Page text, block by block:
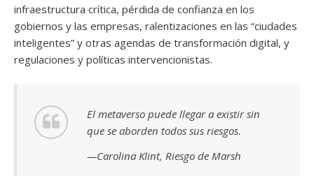
infraestructura crítica, pérdida de confianza en los
gobiernos y las empresas, ralentizaciones en las “ciudades
inteligentes” y otras agendas de transformación digital, y
regulaciones y políticas intervencionistas.
El metaverso puede llegar a existir sin
que se aborden todos sus riesgos.
—Carolina Klint, Riesgo de Marsh